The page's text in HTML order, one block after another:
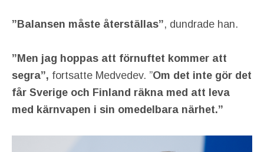
”Balansen måste återställas”, dundrade han.
”Men jag hoppas att förnuftet kommer att
segra”, fortsatte Medvedev. ”Om det inte gör det
får Sverige och Finland räkna med att leva
med kärnvapen i sin omedelbara närhet.”